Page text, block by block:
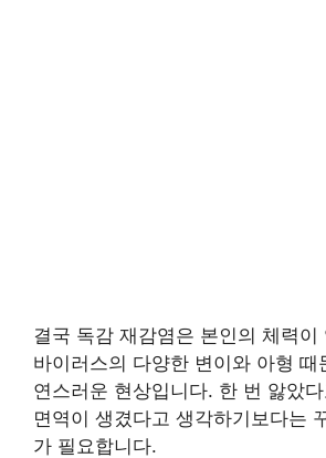
결국 독감 재감염은 본인의 체력이
바이러스의 다양한 변이와 아형 때
연스러운 현상입니다. 한 번 앓았
면역이 생겼다고 생각하기보다는
가 필요합니다.